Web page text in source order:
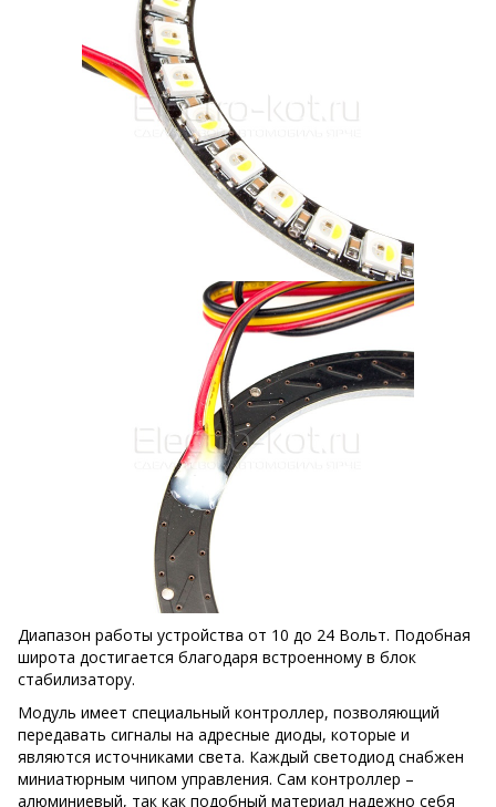
Диапазон работы устройства от 10 до 24 Вольт. Подобная
широта достигается благодаря встроенному в блок
стабилизатору.
Модуль имеет специальный контроллер, позволяющий
передавать сигналы на адресные диоды, которые и
являются источниками света. Каждый светодиод снабжен
миниатюрным чипом управления. Сам контроллер –
алюминиевый, так как подобный материал надежно себя